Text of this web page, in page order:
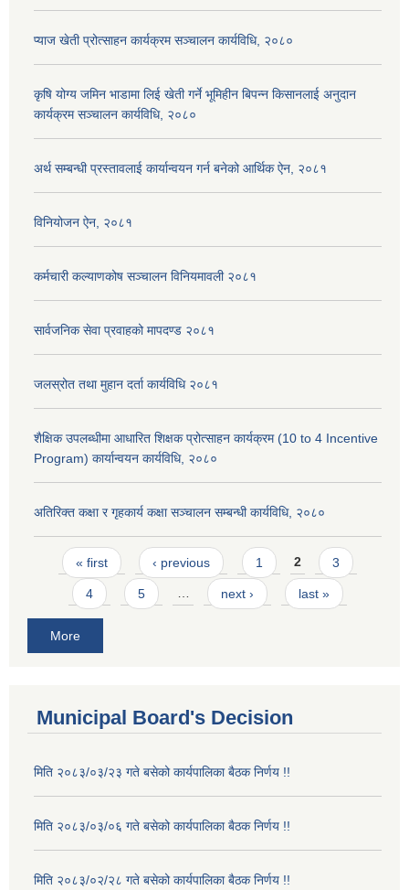
प्याज खेती प्रोत्साहन कार्यक्रम सञ्चालन कार्यविधि, २०८०
कृषि योग्य जमिन भाडामा लिई खेती गर्ने भूमिहीन बिपन्न किसानलाई अनुदान
कार्यक्रम सञ्चालन कार्यविधि, २०८०
अर्थ सम्बन्धी प्रस्तावलाई कार्यान्वयन गर्न बनेको आर्थिक ऐन, २०८१
विनियोजन ऐन, २०८१
कर्मचारी कल्याणकोष सञ्चालन विनियमावली २०८१
सार्वजनिक सेवा प्रवाहको मापदण्ड २०८१
जलस्रोत तथा मुहान दर्ता कार्यविधि २०८१
शैक्षिक उपलब्धीमा आधारित शिक्षक प्रोत्साहन कार्यक्रम (10 to 4 Incentive
Program) कार्यान्वयन कार्यविधि, २०८०
अतिरिक्त कक्षा र गृहकार्य कक्षा सञ्चालन सम्बन्धी कार्यविधि, २०८०
Pages
« first ‹ previous 1 2 3
4 5 … next › last »
More
Municipal Board's Decision
मिति २०८३/०३/२३ गते बसेको कार्यपालिका बैठक निर्णय !!
मिति २०८३/०३/०६ गते बसेको कार्यपालिका बैठक निर्णय !!
मिति २०८३/०२/२८ गते बसेको कार्यपालिका बैठक निर्णय !!